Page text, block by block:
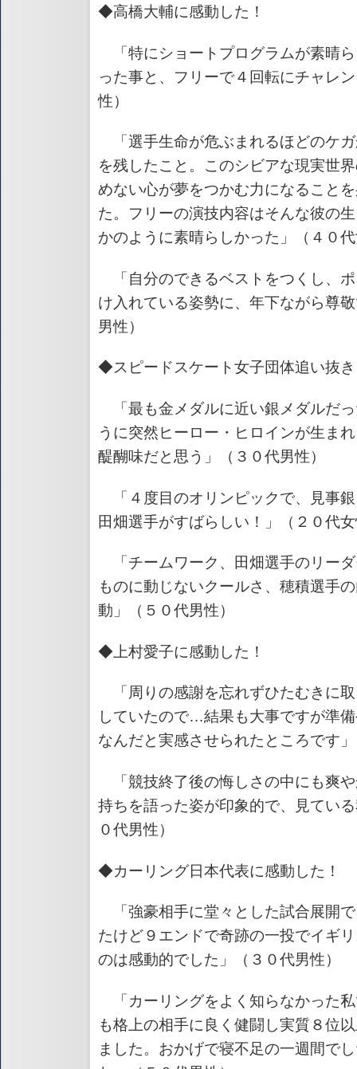
◆高橋大輔に感動した！
「特にショートプログラムが素晴
った事と、フリーで４回転にチャレ
性）
「選手生命が危ぶまれるほどのケ
を残したこと。このシビアな現実世
めない心が夢をつかむ力になること
た。フリーの演技内容はそんな彼の
かのように素晴らしかった」（４０
「自分のできるベストをつくし、
け入れている姿勢に、年下ながら尊
男性）
◆スピードスケート女子団体追い抜
「最も金メダルに近い銀メダルだ
うに突然ヒーロー・ヒロインが生ま
醍醐味だと思う」（３０代男性）
「４度目のオリンピックで、見事
田畑選手がすばらしい！」（２０代
「チームワーク、田畑選手のリー
ものに動じないクールさ、穂積選手
動」（５０代男性）
◆上村愛子に感動した！
「周りの感謝を忘れずひたむきに
していたので…結果も大事ですが準
なんだと実感させられたところです
「競技終了後の悔しさの中にも爽
持ちを語った姿が印象的で、見てい
０代男性）
◆カーリング日本代表に感動した！
「強豪相手に堂々とした試合展開
たけど９エンドで奇跡の一投でイギ
のは感動的でした」（３０代男性）
「カーリングをよく知らなかった
も格上の相手に良く健闘し実質８位
ました。おかげで寝不足の一週間で